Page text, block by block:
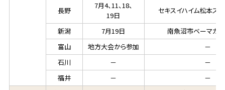
長野
7月4、11、18、
19日
セキスイハイム松本ス
新潟 7月19日
南魚沼市ベーマガ
富山
地方大会から参加
－
石川
－
－
福井
－
－